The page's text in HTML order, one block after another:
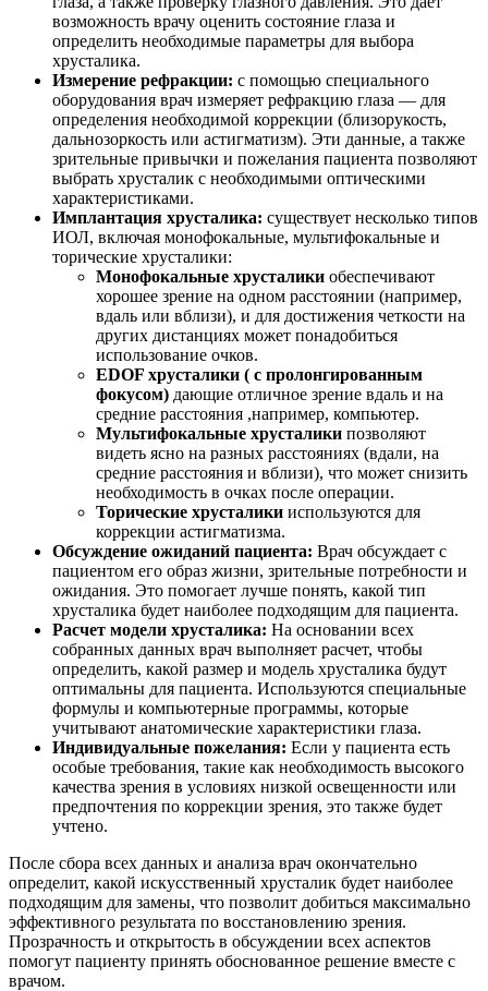
возможность врачу оценить состояние глаза и
определить необходимые параметры для выбора
хрусталика.
Измерение рефракции: с помощью специального
оборудования врач измеряет рефракцию глаза — для
определения необходимой коррекции (близорукость,
дальнозоркость или астигматизм). Эти данные, а также
зрительные привычки и пожелания пациента позволяют
выбрать хрусталик с необходимыми оптическими
характеристиками.
Имплантация хрусталика: существует несколько типов
ИОЛ, включая монофокальные, мультифокальные и
торические хрусталики:
Монофокальные хрусталики обеспечивают
хорошее зрение на одном расстоянии (например,
вдаль или вблизи), и для достижения четкости на
других дистанциях может понадобиться
использование очков.
EDOF хрусталики ( с пролонгированным
фокусом) дающие отличное зрение вдаль и на
средние расстояния ,например, компьютер.
Мультифокальные хрусталики позволяют
видеть ясно на разных расстояниях (вдали, на
средние расстояния и вблизи), что может снизить
необходимость в очках после операции.
Торические хрусталики используются для
коррекции астигматизма.
Обсуждение ожиданий пациента: Врач обсуждает с
пациентом его образ жизни, зрительные потребности и
ожидания. Это помогает лучше понять, какой тип
хрусталика будет наиболее подходящим для пациента.
Расчет модели хрусталика: На основании всех
собранных данных врач выполняет расчет, чтобы
определить, какой размер и модель хрусталика будут
оптимальны для пациента. Используются специальные
формулы и компьютерные программы, которые
учитывают анатомические характеристики глаза.
Индивидуальные пожелания: Если у пациента есть
особые требования, такие как необходимость высокого
качества зрения в условиях низкой освещенности или
предпочтения по коррекции зрения, это также будет
учтено.
После сбора всех данных и анализа врач окончательно
определит, какой искусственный хрусталик будет наиболее
подходящим для замены, что позволит добиться максимально
эффективного результата по восстановлению зрения.
Прозрачность и открытость в обсуждении всех аспектов
помогут пациенту принять обоснованное решение вместе с
врачом.